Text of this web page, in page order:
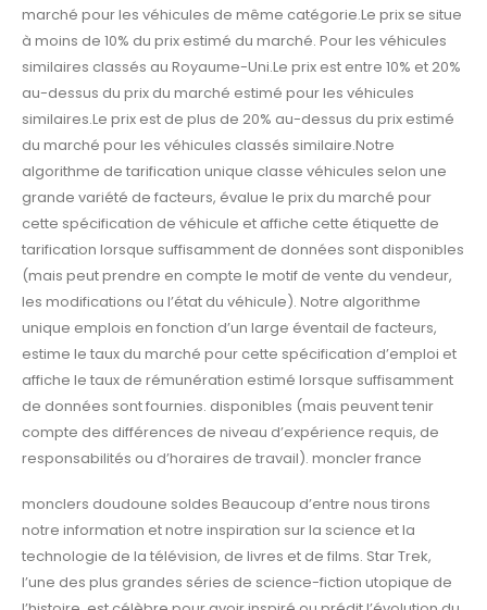
marché pour les véhicules de même catégorie.Le prix se situe
à moins de 10% du prix estimé du marché. Pour les véhicules
similaires classés au Royaume-Uni.Le prix est entre 10% et 20%
au-dessus du prix du marché estimé pour les véhicules
similaires.Le prix est de plus de 20% au-dessus du prix estimé
du marché pour les véhicules classés similaire.Notre
algorithme de tarification unique classe véhicules selon une
grande variété de facteurs, évalue le prix du marché pour
cette spécification de véhicule et affiche cette étiquette de
tarification lorsque suffisamment de données sont disponibles
(mais peut prendre en compte le motif de vente du vendeur,
les modifications ou l’état du véhicule). Notre algorithme
unique emplois en fonction d’un large éventail de facteurs,
estime le taux du marché pour cette spécification d’emploi et
affiche le taux de rémunération estimé lorsque suffisamment
de données sont fournies. disponibles (mais peuvent tenir
compte des différences de niveau d’expérience requis, de
responsabilités ou d’horaires de travail). moncler france
monclers doudoune soldes Beaucoup d’entre nous tirons
notre information et notre inspiration sur la science et la
technologie de la télévision, de livres et de films. Star Trek,
l’une des plus grandes séries de science-fiction utopique de